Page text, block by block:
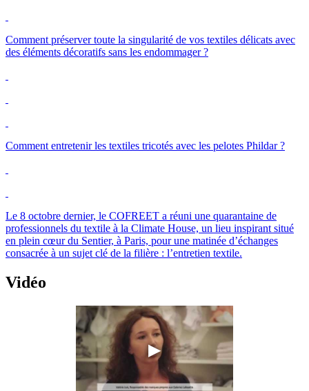
Comment préserver toute la singularité de vos textiles délicats avec
des éléments décoratifs sans les endommager ?
Comment entretenir les textiles tricotés avec les pelotes Phildar ?
Le 8 octobre dernier, le COFREET a réuni une quarantaine de
professionnels du textile à la Climate House, un lieu inspirant situé
en plein cœur du Sentier, à Paris, pour une matinée d’échanges
consacrée à un sujet clé de la filière : l’entretien textile.
Vidéo
▶